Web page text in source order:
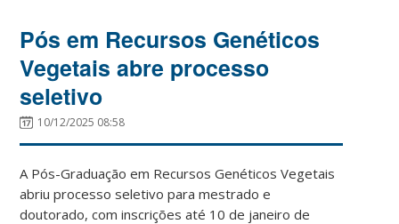
Pós em Recursos Genéticos
Vegetais abre processo
seletivo
10/12/2025 08:58
A Pós-Graduação em Recursos Genéticos Vegetais
abriu processo seletivo para mestrado e
doutorado, com inscrições até 10 de janeiro de